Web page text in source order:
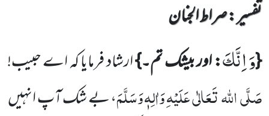
تفسیر : ‎صراط الجنان
{وَ اِنَّكَ: اور بیشک تم۔}ارشاد فرمایا کہ اے حبیب!
صَلَّیاللہتَعَالٰیعَلَیْہ ِوَاٰلِہٖ وَسَلَّمَ، بے شک آپ انہیں